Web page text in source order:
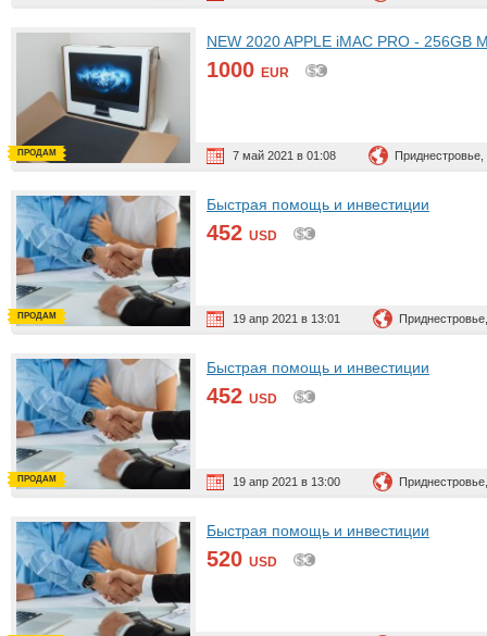
NEW 2020 APPLE iMAC PRO - 256GB
1000 EUR
7 май 2021 в 01:08
ПРОДАМ
Быстрая помощь и инвестиции
452 USD
19 апр 2021 в 13:01 Приднестровье,
ПРОДАМ
Быстрая помощь и инвестиции
452 USD
19 апр 2021 в 13:00
ПРОДАМ
Быстрая помощь и инвестиции
520 USD